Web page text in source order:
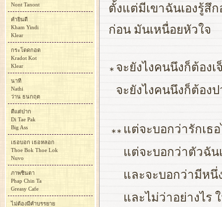
ตั้งแต่มีเขาฉันเองรู้สึ
ก่อน มันเหนื่อยหัวใจ
∗ จะยังไงคนนึงก็ต้อง
จะยังไงคนนึงก็ต้อง
∗∗ แต่จะบอกว่ารักเธ
แต่จะบอกว่าตัวฉัน
และจะบอกว่ามีหนึ่
และไม่ว่าอย่างไร
Nont Tanont
คำยินดี
Kham Yindi
Klear
กระโดดกอด
Kradot Kot
Klear
นาที
Nathi
ว่าน ธนกฤต
ดีแต่ปาก
Di Tae Pak
Big Ass
เธอบอก เธอหลอก
Thoe Bok Thoe Lok
Nuvo
ภาพชินตา
Phap Chin Ta
Greasy Cafe
ไม่ต้องมีคำบรรยาย